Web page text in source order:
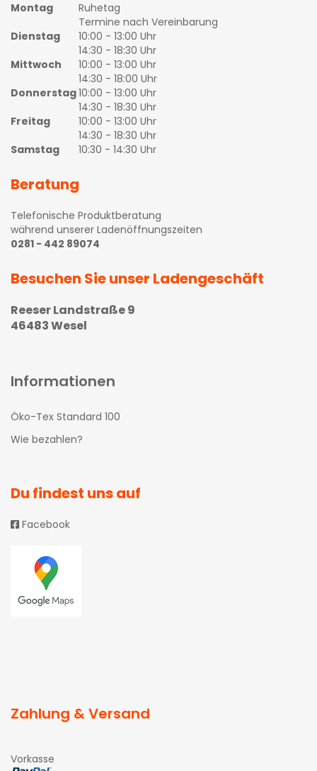
Montag
Ruhetag
Termine nach Vereinbarung
Dienstag
10:00 - 13:00 Uhr
14:30 - 18:30 Uhr
Mittwoch
10:00 - 13:00 Uhr
14:30 - 18:00 Uhr
Donnerstag10:00 - 13:00 Uhr
14:30 - 18:30 Uhr
Freitag
10:00 - 13:00 Uhr
14:30 - 18:30 Uhr
Samstag
10:30 - 14:30 Uhr
Beratung
Telefonische Produktberatung
während unserer Ladenöffnungszeiten
0281 - 442 89074
Besuchen Sie unser Ladengeschäft
Reeser Landstraße 9
46483 Wesel
Informationen
Öko-Tex Standard 100
Wie bezahlen?
Du findest uns auf
Facebook
Zahlung & Versand
Vorkasse